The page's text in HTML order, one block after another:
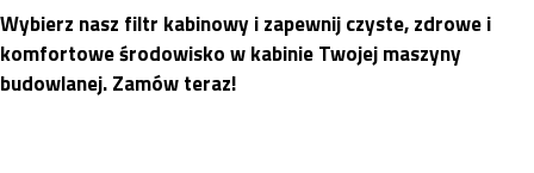
Wybierz nasz filtr kabinowy i zapewnij czyste, zdrowe i
komfortowe środowisko w kabinie Twojej maszyny
budowlanej. Zamów teraz!